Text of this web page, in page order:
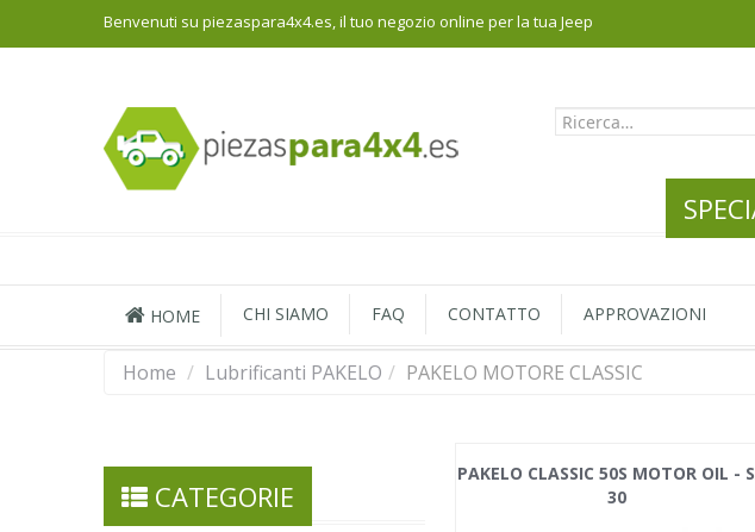
Benvenuti su piezaspara4x4.es, il tuo negozio online per la tua Jeep
HOME CHI SIAMO FAQ CONTATTO APPROVAZIONI
Home / Lubrificanti PAKELO / PAKELO MOTORE CLASSIC
CATEGORIE
PAKELO CLASSIC 50S MOTOR OIL -
30